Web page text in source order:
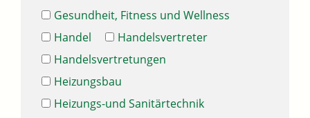
Gesundheit, Fitness und Wellness
Handel
Handelsvertreter
Handelsvertretungen
Heizungsbau
Heizungs-und Sanitärtechnik